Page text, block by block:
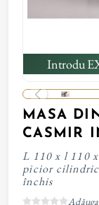
Introdu
MASA
CASMIR
L 110 x l 110
picior cilindric
închis